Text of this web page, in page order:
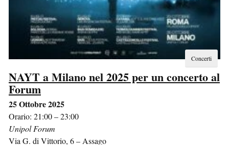
Concerti
NAYT a Milano nel 2025 per un concerto al
Forum
25 Ottobre 2025
Orario: 21:00 – 23:00
Unipol Forum
Via G. di Vittorio, 6– Assago